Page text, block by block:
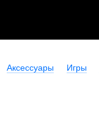
Аксессуары Игры